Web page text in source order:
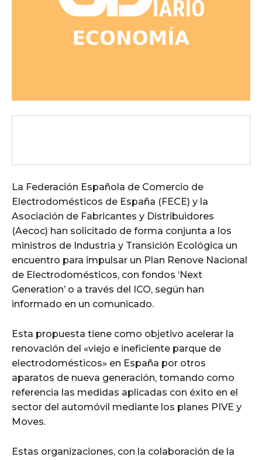
La Federación Española de Comercio de
Electrodomésticos de España (FECE) y la
Asociación de Fabricantes y Distribuidores
(Aecoc) han solicitado de forma conjunta a los
ministros de Industria y Transición Ecológica un
encuentro para impulsar un Plan Renove Nacional
de Electrodomésticos, con fondos ‘Next
Generation’ o a través del ICO, según han
informado en un comunicado.
Esta propuesta tiene como objetivo acelerar la
renovación del «viejo e ineficiente parque de
electrodomésticos» en España por otros
aparatos de nueva generación, tomando como
referencia las medidas aplicadas con éxito en el
sector del automóvil mediante los planes PIVE y
Moves.
Estas organizaciones, con la colaboración de la